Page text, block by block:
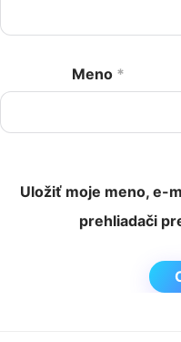
Meno *
Uložiť moje meno, e-
prehliadači